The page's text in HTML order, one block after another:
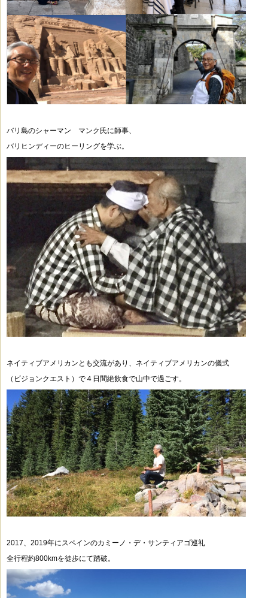
バリ島のシャーマン マンク氏に師事、
バリヒンディーのヒーリングを学ぶ。
ネイティブアメリカンとも交流があり、ネイティブアメリカンの儀式
（ビジョンクエスト）で４日間絶飲食で山中で過ごす。
2017、2019年にスペインのカミーノ・デ・サンティアゴ巡礼
全行程約800kmを徒歩にて踏破。